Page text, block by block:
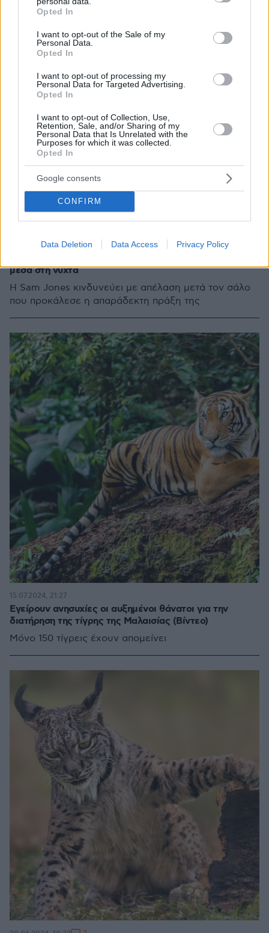
grant or deny consent to Google and its third-party tags to
use your data for below specified purposes in below Google
consent section.
Opted In
I want to opt-out of the Sale of my
Personal Data.
Opted In
I want to opt-out of processing my
Personal Data for Targeted Advertising.
Opted In
I want to opt-out of Collection, Use,
Retention, Sale, and/or Sharing of my
Personal Data that Is Unrelated with the
Purposes for which it was collected.
Opted In
Google consents
CONFIRM
Data Deletion Data Access Privacy Policy
Το βίντεο που εξόργισε τους Αυστραλούς: Αμερικανίδα
μέσα στη νύχτα
H Sam Jones κινδυνεύει με απέλαση μετά τον σάλο
που προκάλεσε η απαράδεκτη πράξη της
Εγείρουν ανησυχίες οι αυξημένοι θάνατοι για την
διατήρηση της τίγρης της Μαλαισίας (Βίντεο)
Μόνο 150 τίγρεις έχουν απομείνει
15.07.2024, 21:27